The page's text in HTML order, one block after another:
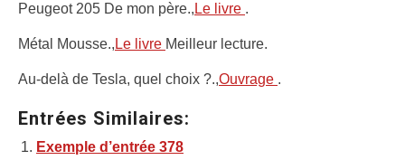
Peugeot 205 De mon père., Le livre .
Métal Mousse., Le livre Meilleur lecture.
Au-delà de Tesla, quel choix ?.,Ouvrage .
Entrées Similaires:
Exemple d’entrée 378